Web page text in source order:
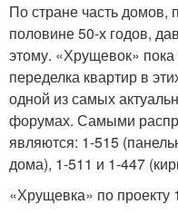
По стране часть домов,
половине 50-х годов,
этому. «Хрущевок» пока
переделка квартир в
одной из самых
форумах. Самыми
являются: 1-515
дома), 1-511 и 1-447
«Хрущевка» по проекту